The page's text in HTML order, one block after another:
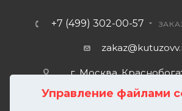
Управление файлами
+7 (499) 302-00-57
г. Москва,